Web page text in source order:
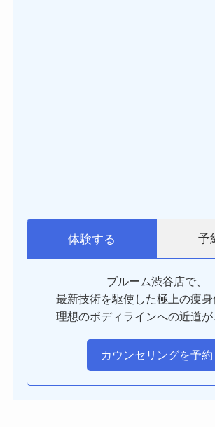
体験する 予
ブルーム渋谷店で、
最新技術を駆使した極上の痩身
理想のボディラインへの近道が
カウンセリングを予約